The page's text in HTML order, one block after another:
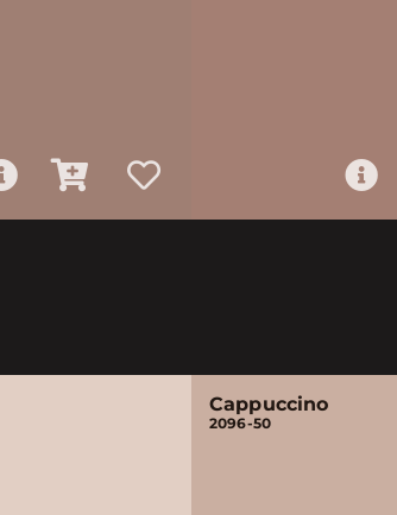
Cappuccino
2096-50